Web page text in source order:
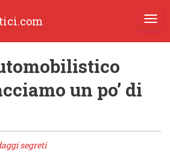
un po’ di
segreti